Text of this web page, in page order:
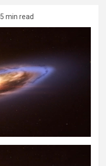
5 min read